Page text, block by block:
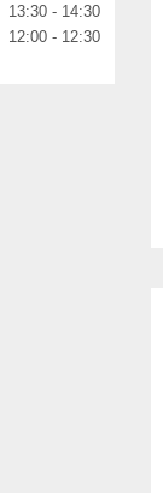
13:30
14:30
12:00
12:30